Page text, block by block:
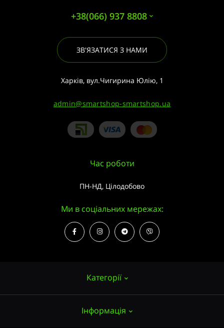
+38(066) 937 8808
ЗВ'ЯЗАТИСЯ З НАМИ
Харків, вул.Чигирина Юлію, 1
admin@smartshop-smartshop.ua
Категорії
Інформація
Час роботи
ПН-НД, Цілодобово
Ми в соціальних мережах: